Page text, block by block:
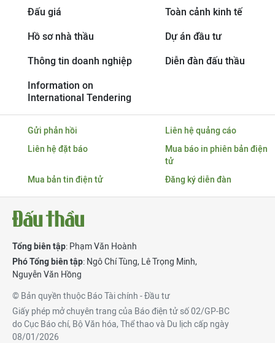
Đấu giá Toàn cảnh kinh tế
Hồ sơ nhà thầu Dự án đầu tư
Thông tin doanh nghiệp Diễn đàn đấu thầu
Information on
International Tendering
Gửi phản hồi
Liên hệ quảng cáo
Liên hệ đặt báo
Mua báo in phiên bản điện
tử
Mua bản tin điện tử
Đăng ký diễn đàn
Tổng biên tập: Phạm Văn Hoành
Phó Tổng biên tập: Ngô Chí Tùng, Lê Trọng Minh,
Nguyễn Văn Hồng
© Bản quyền thuộc Báo Tài chính - Đầu tư
Giấy phép mở chuyên trang của Báo điện tử số 02/GP-BC
do Cục Báo chí, Bộ Văn hóa, Thể thao và Du lịch cấp ngày
08/01/2026